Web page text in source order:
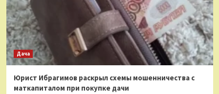
Дача
Юрист Ибрагимов раскрыл схемы мошенничества с
маткапиталом при покупке дачи